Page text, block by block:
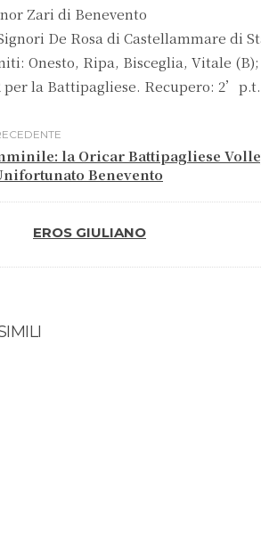
Zari di Benevento
De Rosa di Castellammare di
Onesto, Ripa, Bisceglia, Vitale
la Battipagliese. Recupero:
la Oricar Battipagliese
Benevento
EROS GIULIANO